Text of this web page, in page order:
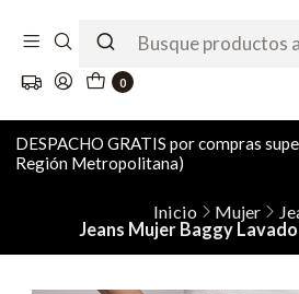
0
DESPACHO GRATIS por compras
Región Metropolitana)
Inicio Mujer
Jeans Mujer Baggy